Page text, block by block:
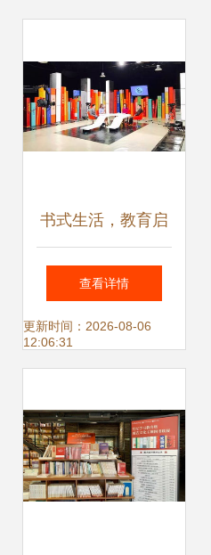
书式生活，教育启
航——上海教育电
视台世界读书日特
查看详情
更新时间：2026-08-06
12:06:31